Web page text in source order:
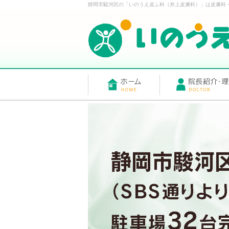
静岡市駿河区の「いのうえ皮ふ科（井上皮膚科）」は皮膚